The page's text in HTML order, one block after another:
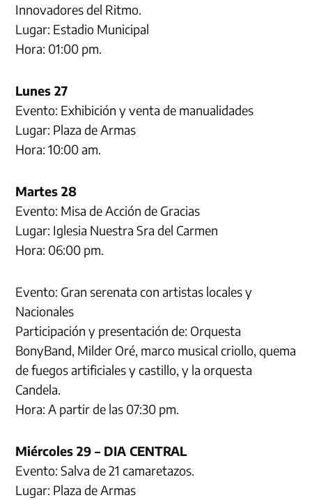
Innovadores del Ritmo.
Lugar: Estadio Municipal
Hora: 01:00 pm.
Lunes 27
Evento: Exhibición y venta de manualidades
Lugar: Plaza de Armas
Hora: 10:00 am.
Martes 28
Evento: Misa de Acción de Gracias
Lugar: Iglesia Nuestra Sra del Carmen
Hora: 06:00 pm.
Evento: Gran serenata con artistas locales y
Nacionales
Participación y presentación de: Orquesta
BonyBand, Milder Oré, marco musical criollo, quema
de fuegos artificiales y castillo, y la orquesta
Candela.
Hora: A partir de las 07:30 pm.
Miércoles 29 – DIA CENTRAL
Evento: Salva de 21 camaretazos.
Lugar: Plaza de Armas